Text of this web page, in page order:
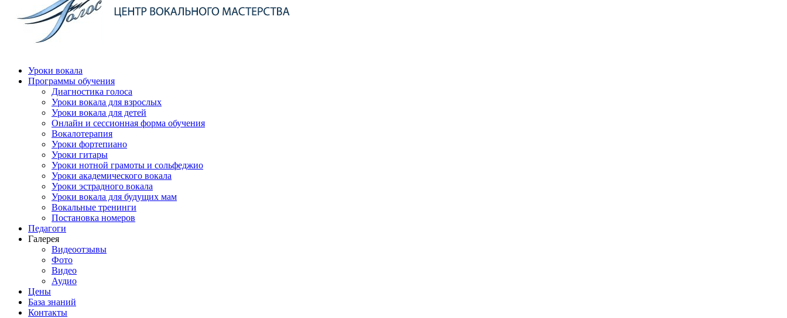
Уроки вокала
Программы обучения
Диагностика голоса
Уроки вокала для взрослых
Уроки вокала для детей
Онлайн и сессионная форма обучения
Вокалотерапия
Уроки фортепиано
Уроки гитары
Уроки нотной грамоты и сольфеджио
Уроки академического вокала
Уроки эстрадного вокала
Уроки вокала для будущих мам
Вокальные тренинги
Постановка номеров
Педагоги
Галерея
Видеоотзывы
Фото
Видео
Аудио
Цены
База знаний
Контакты